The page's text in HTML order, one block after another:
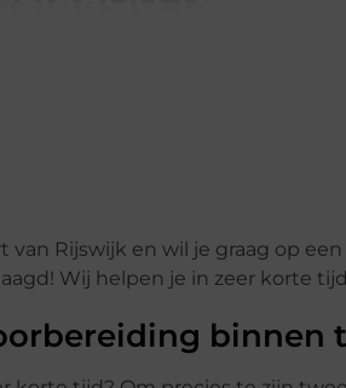
van Rijswijk en wil je graag op
Wij helpen je in zeer korte
binnen